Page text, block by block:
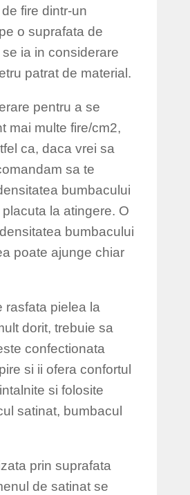
fire dintr-un
o suprafata de
ia in considerare
patrat de material.
pentru a se
mai multe fire/cm2,
ca, daca vrei sa
sa te
bumbacului
la atingere. O
bumbacului
poate ajunge chiar
rasfata pielea la
dorit, trebuie sa
confectionata
si ii ofera confortul
si folosite
satinat, bumbacul
prin suprafata
de satinat se